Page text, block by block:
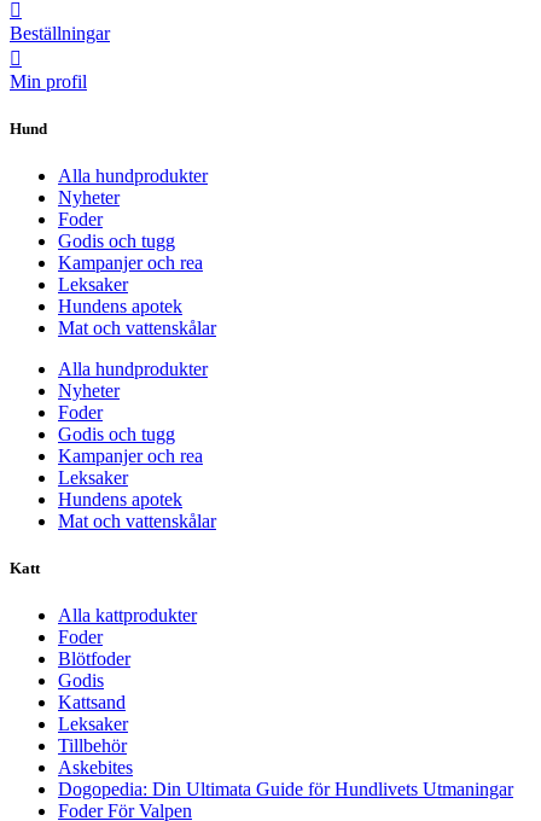
Beställningar
Min profil
Hund
Alla hundprodukter
Nyheter
Foder
Godis och tugg
Kampanjer och rea
Leksaker
Hundens apotek
Mat och vattenskålar
Alla hundprodukter
Nyheter
Foder
Godis och tugg
Kampanjer och rea
Leksaker
Hundens apotek
Mat och vattenskålar
Katt
Alla kattprodukter
Foder
Blötfoder
Godis
Kattsand
Leksaker
Tillbehör
Askebites
Dogopedia: Din Ultimata Guide för Hundlivets Utmaningar
Foder För Valpen